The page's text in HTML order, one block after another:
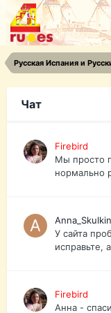
Русская Испания и
Чат
Телеграмм
Firebird
Друзья - из
Firebird
Мы просто
нормально
У сайта
исправьте,
Firebird
Анна -